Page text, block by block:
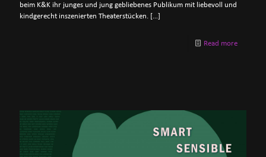
beim K&K ihr junges und jung gebliebenes Publikum mit liebevoll und
kindgerecht inszenierten Theaterstücken.
[…]
Read more